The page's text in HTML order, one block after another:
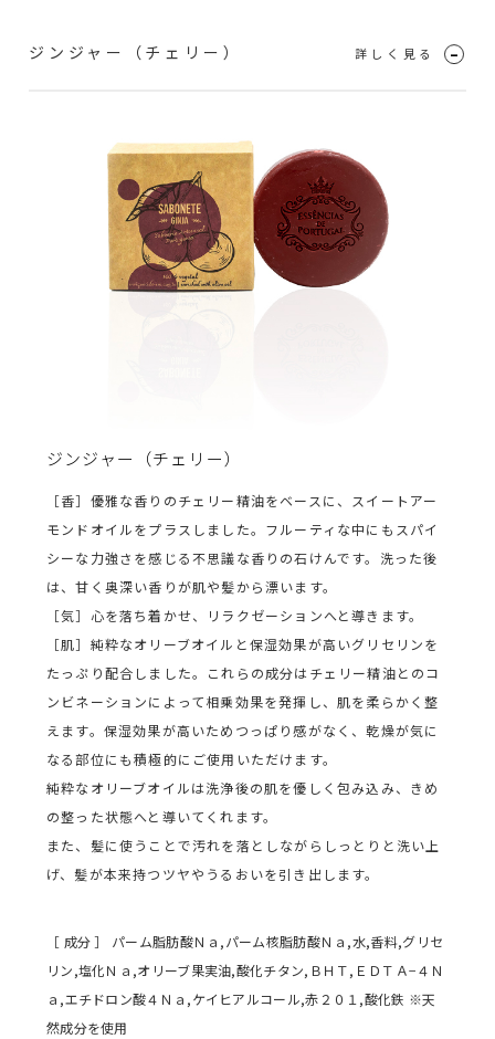
ジンジャー（チェリー）
ジンジャー（チェリー）
［香］優雅な香りのチェリー精油をベースに、スイートアー
モンドオイルをプラスしました。フルーティな中にもスパイ
シーな力強さを感じる不思議な香りの石けんです。洗った後
は、甘く奥深い香りが肌や髪から漂います。
［気］心を落ち着かせ、リラクゼーションへと導きます。
［肌］純粋なオリーブオイルと保湿効果が高いグリセリンを
たっぷり配合しました。これらの成分はチェリー精油とのコ
ンビネーションによって相乗効果を発揮し、肌を柔らかく整
えます。保湿効果が高いためつっぱり感がなく、乾燥が気に
なる部位にも積極的にご使用いただけます。
純粋なオリーブオイルは洗浄後の肌を優しく包み込み、きめ
の整った状態へと導いてくれます。
また、髪に使うことで汚れを落としながらしっとりと洗い上
げ、髪が本来持つツヤやうるおいを引き出します。
［ 成分 ］ パーム脂肪酸Ｎａ,パーム核脂肪酸Ｎａ,水,香料,グリセ
リン,塩化Ｎａ,オリーブ果実油,酸化チタン,ＢＨＴ,ＥＤＴＡ−４Ｎ
ａ,エチドロン酸４Ｎａ,ケイヒアルコール,赤２０１,酸化鉄 ※天
然成分を使用